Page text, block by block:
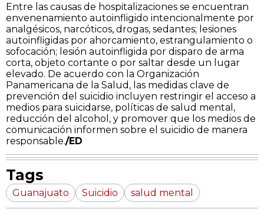
Entre las causas de hospitalizaciones se encuentran
envenenamiento autoinfligido intencionalmente por
analgésicos, narcóticos, drogas, sedantes; lesiones
autoinfligidas por ahorcamiento, estrangulamiento o
sofocación; lesión autoinfligida por disparo de arma
corta, objeto cortante o por saltar desde un lugar
elevado. De acuerdo con la Organización
Panamericana de la Salud, las medidas clave de
prevención del suicidio incluyen restringir el acceso a
medios para suicidarse, políticas de salud mental,
reducción del alcohol, y promover que los medios de
comunicación informen sobre el suicidio de manera
responsable./ED
Tags
Guanajuato Suicidio salud mental